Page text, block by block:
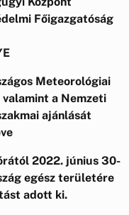
Főigazgatóság
Meteorológiai
a Nemzeti
ajánlását
2022. június 30-
egész területére
adott ki.